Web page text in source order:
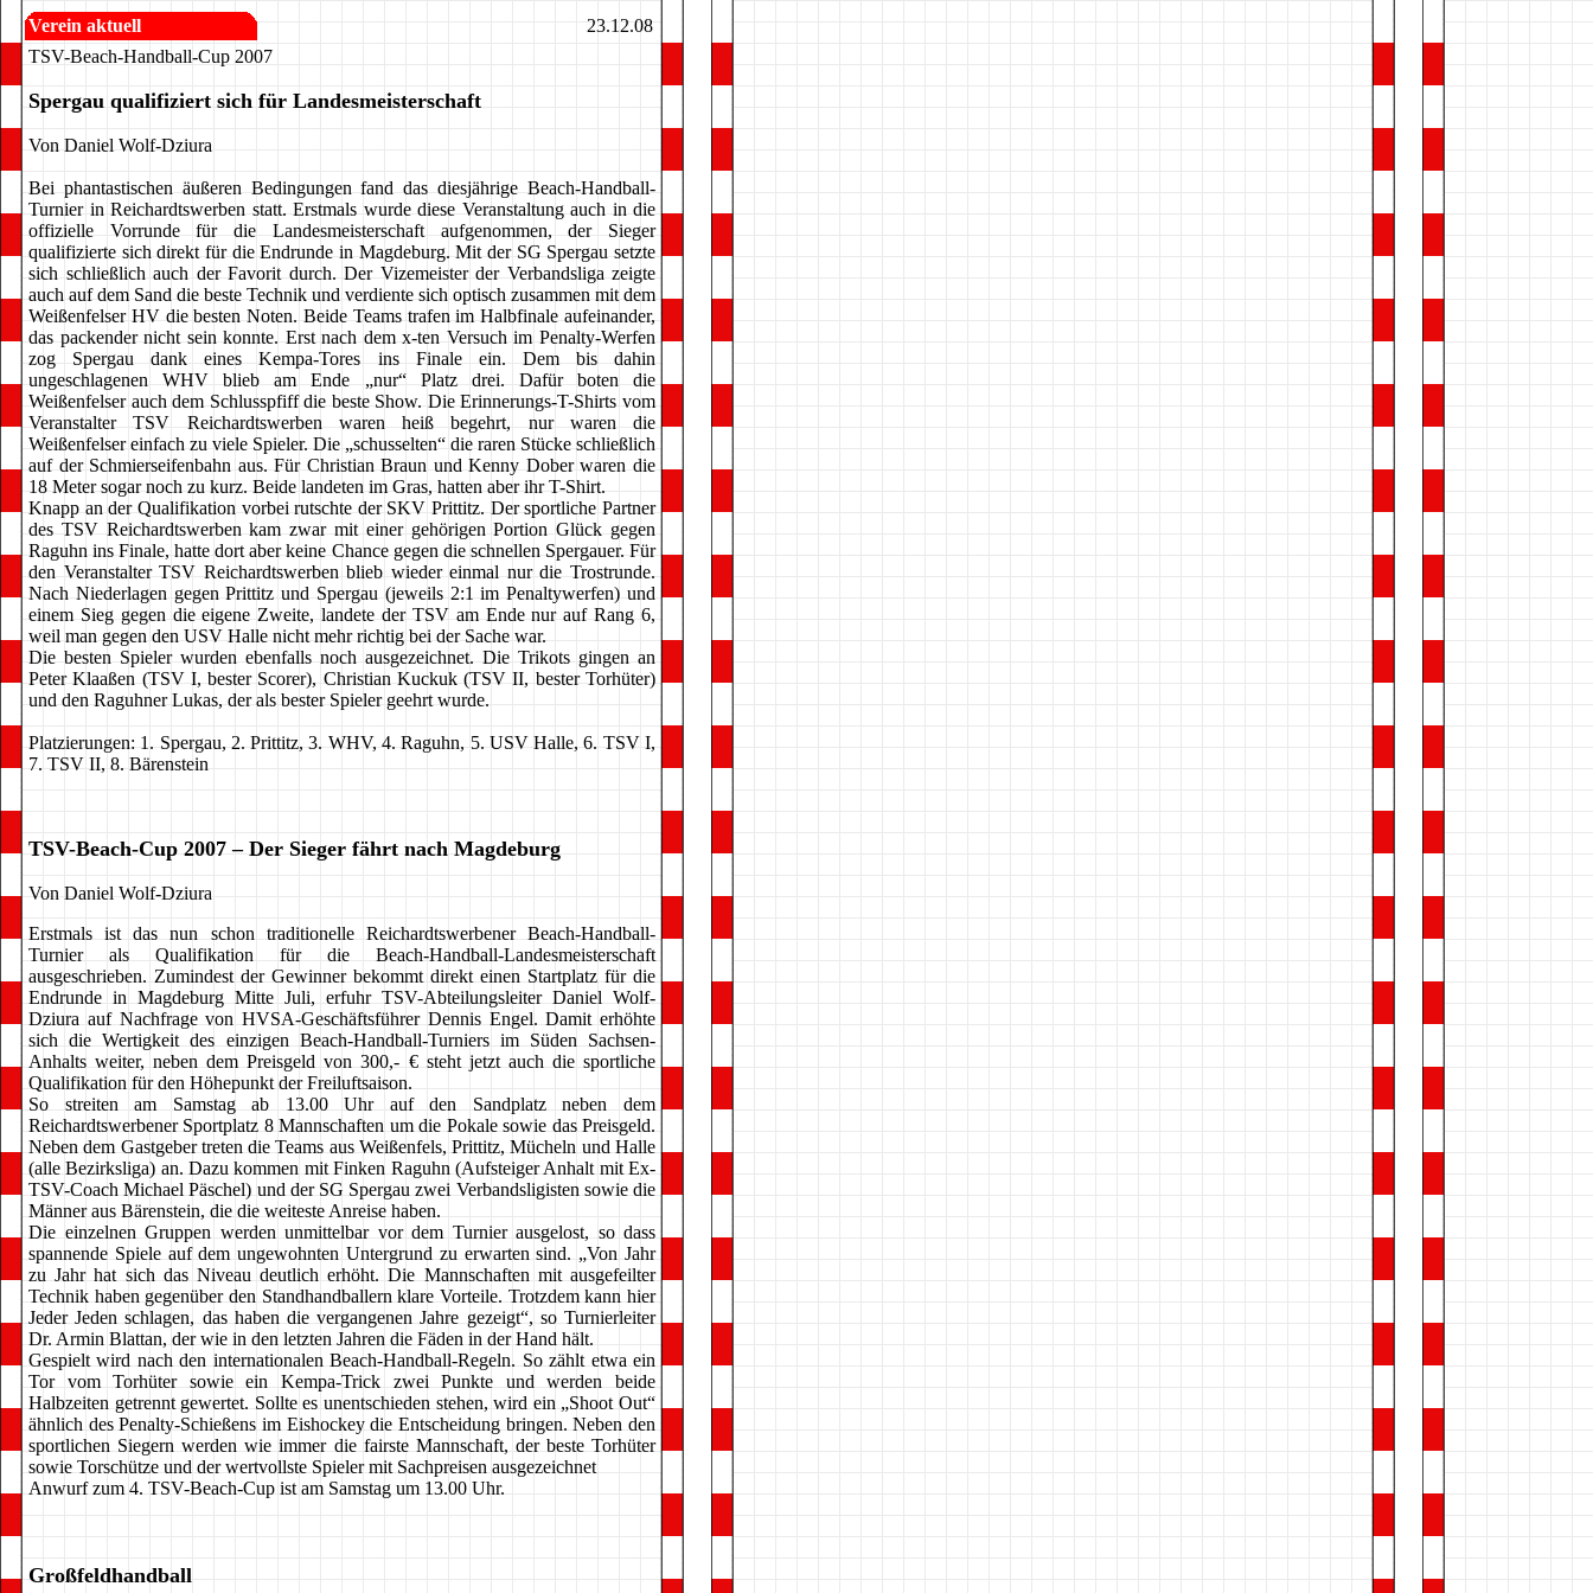
Verein aktuell
23.12.08
TSV-Beach-Handball-Cup 2007
Spergau qualifiziert sich für Landesmeisterschaft
Von Daniel Wolf-Dziura
Bei phantastischen äußeren Bedingungen fand das diesjährige Beach-Handball-
Turnier in Reichardtswerben statt. Erstmals wurde diese Veranstaltung auch in die
offizielle Vorrunde für die Landesmeisterschaft aufgenommen, der Sieger
qualifizierte sich direkt für die Endrunde in Magdeburg. Mit der SG Spergau setzte
sich schließlich auch der Favorit durch. Der Vizemeister der Verbandsliga zeigte
auch auf dem Sand die beste Technik und verdiente sich optisch zusammen mit dem
Weißenfelser HV die besten Noten. Beide Teams trafen im Halbfinale aufeinander,
das packender nicht sein konnte. Erst nach dem x-ten Versuch im Penalty-Werfen
zog Spergau dank eines Kempa-Tores ins Finale ein. Dem bis dahin
ungeschlagenen WHV blieb am Ende „nur“ Platz drei. Dafür boten die
Weißenfelser auch dem Schlusspfiff die beste Show. Die Erinnerungs-T-Shirts vom
Veranstalter TSV Reichardtswerben waren heiß begehrt, nur waren die
Weißenfelser einfach zu viele Spieler. Die „schusselten“ die raren Stücke schließlich
auf der Schmierseifenbahn aus. Für Christian Braun und Kenny Dober waren die
18 Meter sogar noch zu kurz. Beide landeten im Gras, hatten aber ihr T-Shirt.
Knapp an der Qualifikation vorbei rutschte der SKV Prittitz. Der sportliche Partner
des TSV Reichardtswerben kam zwar mit einer gehörigen Portion Glück gegen
Raguhn ins Finale, hatte dort aber keine Chance gegen die schnellen Spergauer. Für
den Veranstalter TSV Reichardtswerben blieb wieder einmal nur die Trostrunde.
Nach Niederlagen gegen Prittitz und Spergau (jeweils 2:1 im Penaltywerfen) und
einem Sieg gegen die eigene Zweite, landete der TSV am Ende nur auf Rang 6,
weil man gegen den USV Halle nicht mehr richtig bei der Sache war.
Die besten Spieler wurden ebenfalls noch ausgezeichnet. Die Trikots gingen an
Peter Klaaßen (TSV I, bester Scorer), Christian Kuckuk (TSV II, bester Torhüter)
und den Raguhner Lukas, der als bester Spieler geehrt wurde.
Platzierungen: 1. Spergau, 2. Prittitz, 3. WHV, 4. Raguhn, 5. USV Halle, 6. TSV I,
7. TSV II, 8. Bärenstein
TSV-Beach-Cup 2007 – Der Sieger fährt nach Magdeburg
Von Daniel Wolf-Dziura
Erstmals ist das nun schon traditionelle Reichardtswerbener Beach-Handball-
Turnier als Qualifikation für die Beach-Handball-Landesmeisterschaft
ausgeschrieben. Zumindest der Gewinner bekommt direkt einen Startplatz für die
Endrunde in Magdeburg Mitte Juli, erfuhr TSV-Abteilungsleiter Daniel Wolf-
Dziura auf Nachfrage von HVSA-Geschäftsführer Dennis Engel. Damit erhöhte
sich die Wertigkeit des einzigen Beach-Handball-Turniers im Süden Sachsen-
Anhalts weiter, neben dem Preisgeld von 300,- € steht jetzt auch die sportliche
Qualifikation für den Höhepunkt der Freiluftsaison.
So streiten am Samstag ab 13.00 Uhr auf den Sandplatz neben dem
Reichardtswerbener Sportplatz 8 Mannschaften um die Pokale sowie das Preisgeld.
Neben dem Gastgeber treten die Teams aus Weißenfels, Prittitz, Mücheln und Halle
(alle Bezirksliga) an. Dazu kommen mit Finken Raguhn (Aufsteiger Anhalt mit Ex-
TSV-Coach Michael Päschel) und der SG Spergau zwei Verbandsligisten sowie die
Männer aus Bärenstein, die die weiteste Anreise haben.
Die einzelnen Gruppen werden unmittelbar vor dem Turnier ausgelost, so dass
spannende Spiele auf dem ungewohnten Untergrund zu erwarten sind. „Von Jahr
zu Jahr hat sich das Niveau deutlich erhöht. Die Mannschaften mit ausgefeilter
Technik haben gegenüber den Standhandballern klare Vorteile. Trotzdem kann hier
Jeder Jeden schlagen, das haben die vergangenen Jahre gezeigt“, so Turnierleiter
Dr. Armin Blattan, der wie in den letzten Jahren die Fäden in der Hand hält.
Gespielt wird nach den internationalen Beach-Handball-Regeln. So zählt etwa ein
Tor vom Torhüter sowie ein Kempa-Trick zwei Punkte und werden beide
Halbzeiten getrennt gewertet. Sollte es unentschieden stehen, wird ein „Shoot Out“
ähnlich des Penalty-Schießens im Eishockey die Entscheidung bringen. Neben den
sportlichen Siegern werden wie immer die fairste Mannschaft, der beste Torhüter
sowie Torschütze und der wertvollste Spieler mit Sachpreisen ausgezeichnet
Anwurf zum 4. TSV-Beach-Cup ist am Samstag um 13.00 Uhr.
Großfeldhandball